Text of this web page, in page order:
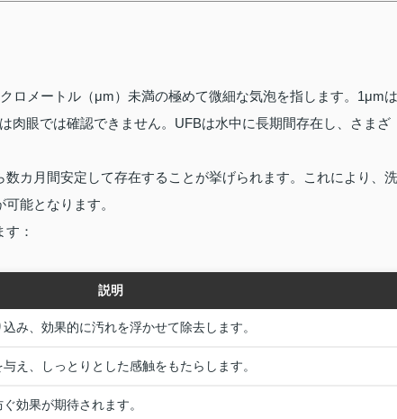
ロメートル（μm）未満の極めて微細な気泡を指します。1μmは
肉眼では確認できません。UFBは水中に長期間存在し、さまざ
カ月間安定して存在することが挙げられます。これにより、洗
能となります。
：
説明
み、効果的に汚れを浮かせて除去します。
え、しっとりとした感触をもたらします。
効果が期待されます。